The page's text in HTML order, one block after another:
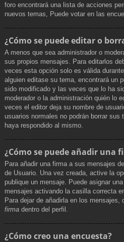
foro encontrará una lista de acciones
nuevos temas, Puede votar en las
¿Cómo se puede editar o
A menos que sea administrador o
sus propios mensajes. Para editarlos
veces esta opción solo es válida
alguien editase su tema, encontrará un
sido modificado y las veces que lo ha
moderador o la administración quién lo
veces el editor deja su nombre de
usuarios normales no podrán borrar sus
haya respondido al mismo.
¿Cómo se puede añadir una
Para añadir una firma a sus mensajes
de Usuario. Una vez creada, active la
publique un mensaje. Puede asignar
mensajes activando la casilla correcta
Para dejar de añadirla en los mensajes,
firma dentro del perfil.
¿Cómo creo una encuesta?